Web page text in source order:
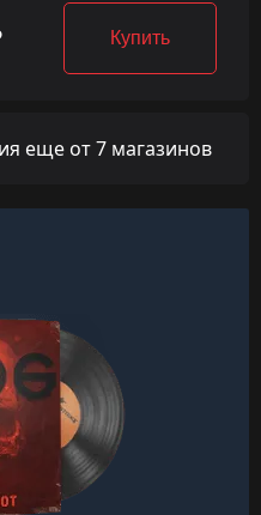
Купить
еще от 7 магазинов